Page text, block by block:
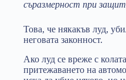
съразмерност при
Това, че някакъв луд,
неговата законност.
Ако луд се вреже с
притежаването на